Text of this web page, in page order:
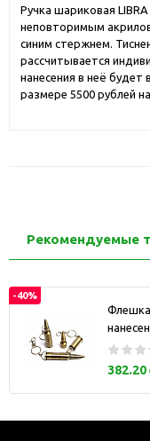
Ручка шариковая
неповторимым
синим стержнем.
рассчитывается
нанесения в неё будет
размере 5500 рублей
Рекомендуемые
-40%
382.20